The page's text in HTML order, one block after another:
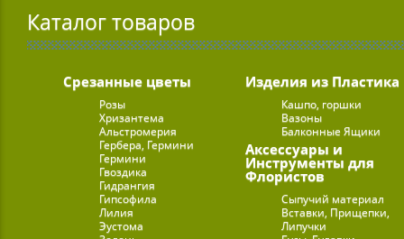
Каталог товаров
Срезанные цветы
Розы
Хризантема
Альстромерия
Гербера, Гермини
Гермини
Гвоздика
Гидрангия
Гипсофила
Лилия
Эустома
Изделия из Пластика
Кашпо, горшки
Вазоны
Балконные Ящики
Аксессуары и
Инструменты для
Флористов
Сыпучий материал
Вставки, Прищепки,
Липучки